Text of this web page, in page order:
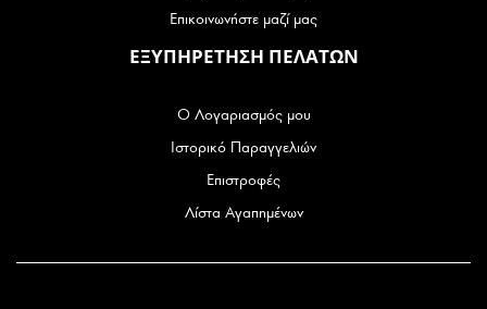
Επικοινωνήστε μαζί μας
ΕΞΥΠΗΡΕΤΗΣΗ ΠΕΛΑΤΩΝ
Ο Λογαριασμός μου
Ιστορικό Παραγγελιών
Επιστροφές
Λίστα Αγαπημένων